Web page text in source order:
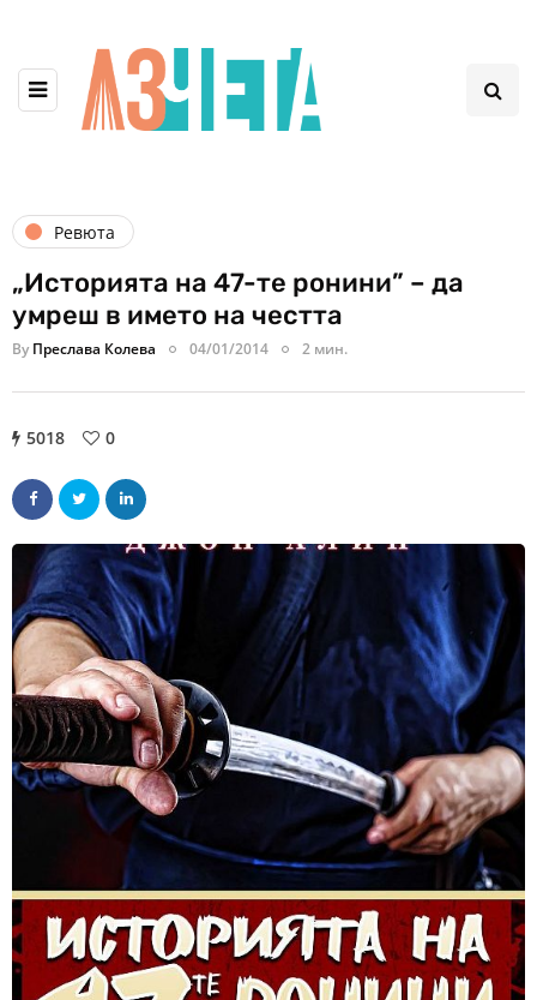
Ревюта
„Историята на 47-те ронини” – да
умреш в името на честта
By Преслава Колева 04/01/2014 2 мин.
5018 0